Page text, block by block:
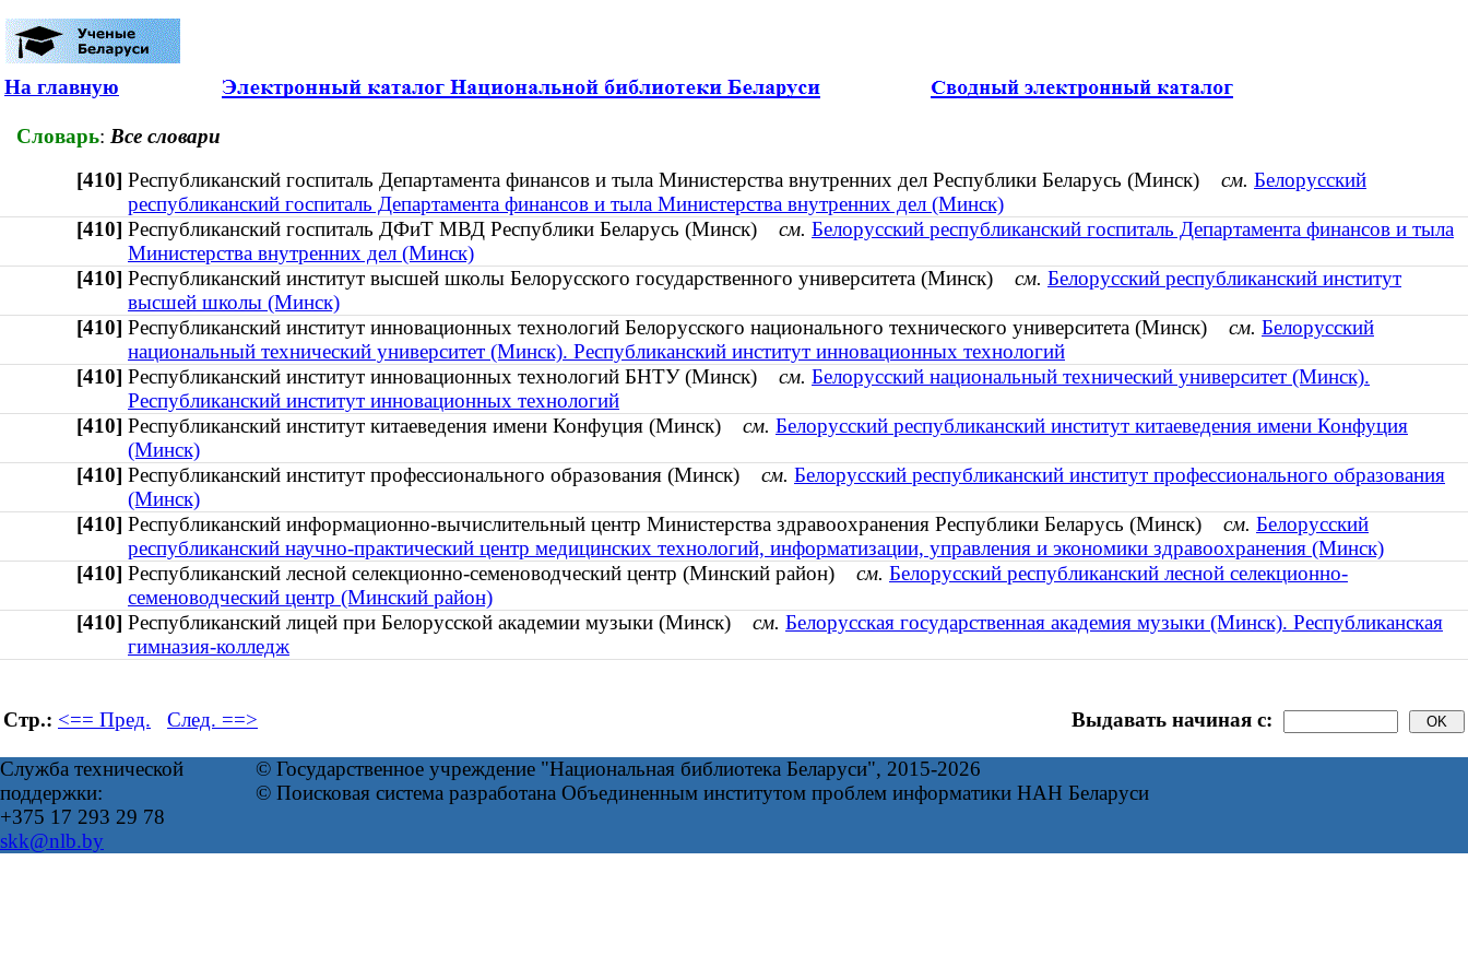
На главную
Словарь: Все словари
[410] Республиканский госпиталь Департамента финансов и тыла Министерства внутренних дел Республики Беларусь (Минск) см. Белорусский
республиканский госпиталь Департамента финансов и тыла Министерства внутренних дел (Минск)
[410] Республиканский госпиталь ДФиТ МВД Республики Беларусь (Минск) см. Белорусский республиканский госпиталь Департамента финансов и тыла
Министерства внутренних дел (Минск)
[410] Республиканский институт высшей школы Белорусского государственного университета (Минск) см. Белорусский республиканский институт
высшей школы (Минск)
[410] Республиканский институт инновационных технологий Белорусского национального технического университета (Минск) см. Белорусский
национальный технический университет (Минск). Республиканский институт инновационных технологий
[410] Республиканский институт инновационных технологий БНТУ (Минск) см. Белорусский национальный технический университет (Минск).
Республиканский институт инновационных технологий
[410] Республиканский институт китаеведения имени Конфуция (Минск) см. Белорусский республиканский институт китаеведения имени Конфуция
(Минск)
[410] Республиканский институт профессионального образования (Минск) см. Белорусский республиканский институт профессионального образования
(Минск)
[410] Республиканский информационно-вычислительный центр Министерства здравоохранения Республики Беларусь (Минск) см. Белорусский
республиканский научно-практический центр медицинских технологий, информатизации, управления и экономики здравоохранения (Минск)
[410] Республиканский лесной селекционно-семеноводческий центр (Минский район) см. Белорусский республиканский лесной селекционно-
семеноводческий центр (Минский район)
[410] Республиканский лицей при Белорусской академии музыки (Минск) см. Белорусская государственная академия музыки (Минск). Республиканская
гимназия-колледж
Стр.: <== Пред. След. ==> Выдавать начиная с:
Служба технической
поддержки:
+375 17 293 29 78
skk@nlb.by
© Государственное учреждение "Национальная библиотека Беларуси", 2015-2026
© Поисковая система разработана Объединенным институтом проблем информатики НАН Беларуси